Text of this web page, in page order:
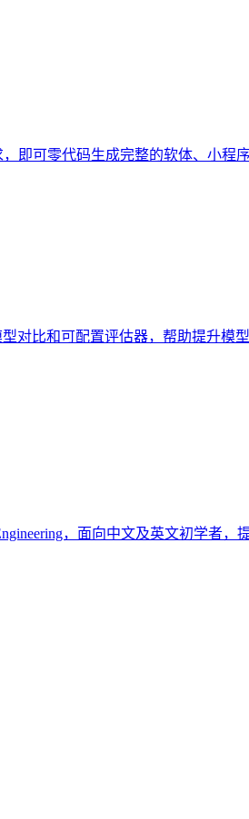
即可零代码生成完整的软体、小程
对比和可配置评估器，帮助提升模
，面向中文及英文初学者，